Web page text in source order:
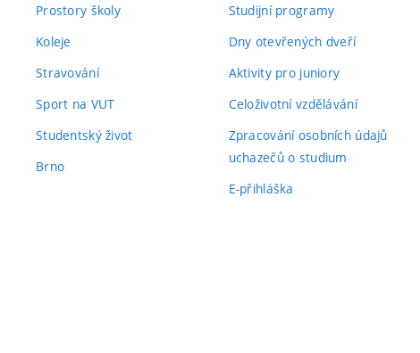
Prostory školy
Koleje
Stravování
Sport na VUT
Studentský život
Brno
Studijní programy
Dny otevřených dveří
Aktivity pro juniory
Celoživotní vzdělávání
Zpracování osobních údajů
uchazečů o studium
E-přihláška